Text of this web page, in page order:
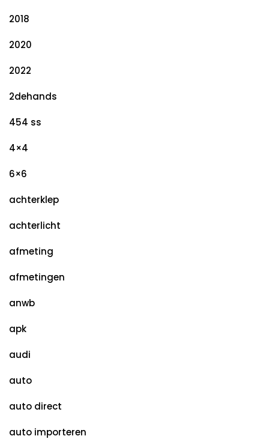
2018
2020
2022
2dehands
454 ss
4×4
6×6
achterklep
achterlicht
afmeting
afmetingen
anwb
apk
audi
auto
auto direct
auto importeren